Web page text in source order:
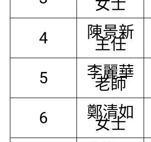
女士
4 陳景新
主任
5 李麗華
老師
6 鄭清如
女士